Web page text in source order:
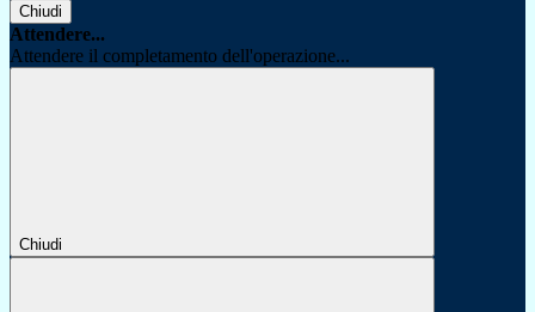
Chiudi
Attendere...
Attendere il completamento dell'operazione...
Chiudi